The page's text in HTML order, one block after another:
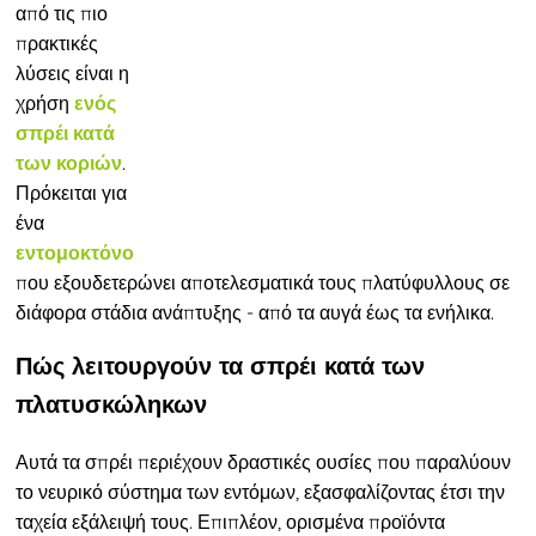
από τις πιο
πρακτικές
λύσεις είναι η
χρήση ενός
σπρέι κατά
των κοριών.
Πρόκειται για
ένα
εντομοκτόνο
που εξουδετερώνει αποτελεσματικά τους πλατύφυλλους σε
διάφορα στάδια ανάπτυξης - από τα αυγά έως τα ενήλικα.
Πώς λειτουργούν τα σπρέι κατά των
πλατυσκώληκων
Αυτά τα σπρέι περιέχουν δραστικές ουσίες που παραλύουν
το νευρικό σύστημα των εντόμων, εξασφαλίζοντας έτσι την
ταχεία εξάλειψή τους. Επιπλέον, ορισμένα προϊόντα